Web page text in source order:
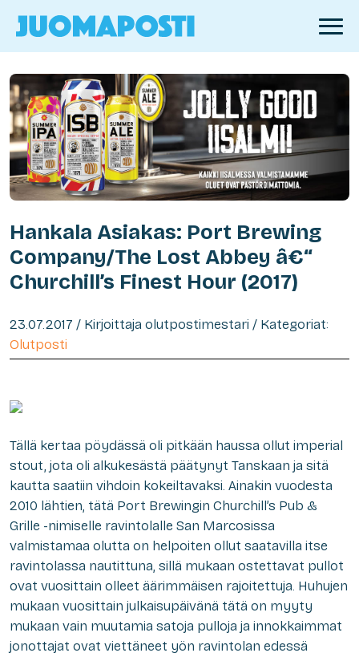
Hankala Asiakas: Port Brewing
Company/The Lost Abbey â€“
Churchill’s Finest Hour (2017)
23.07.2017 / Kirjoittaja olutpostimestari / Kategoriat:
Olutposti
Tällä kertaa pöydässä oli pitkään haussa ollut imperial
stout, jota oli alkukesästä päätynyt Tanskaan ja sitä
kautta saatiin vihdoin kokeiltavaksi. Ainakin vuodesta
2010 lähtien, tätä Port Brewingin Churchill’s Pub &
Grille -nimiselle ravintolalle San Marcosissa
valmistamaa olutta on helpoiten ollut saatavilla itse
ravintolassa nautittuna, sillä mukaan ostettavat pullot
ovat vuosittain olleet äärimmäisen rajoitettuja. Huhujen
mukaan vuosittain julkaisupäivänä tätä on myyty
mukaan vain muutamia satoja pulloja ja innokkaimmat
jonottajat ovat viettäneet yön ravintolan edessä